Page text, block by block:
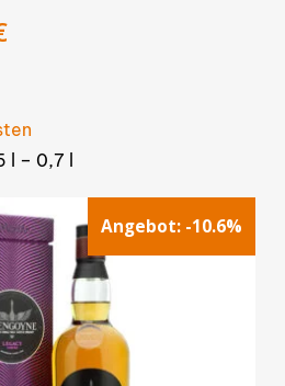
l – 0,7 l
Angebot: -10.6%